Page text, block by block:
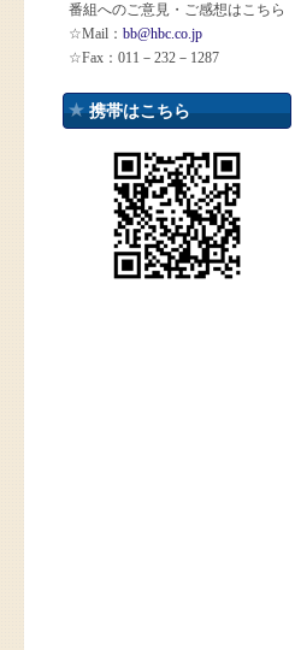
番組へのご意見・ご感想はこちら
☆Mail： bb@hbc.co.jp
☆Fax：011－232－1287
携帯はこちら